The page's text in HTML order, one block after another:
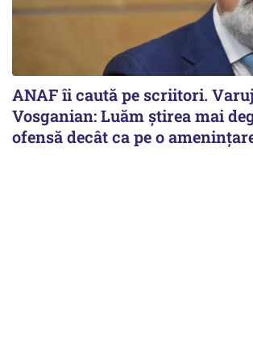
ANAF îi caută pe scriitori.
Vosganian: Luăm știrea mai
ofensă decât ca pe o